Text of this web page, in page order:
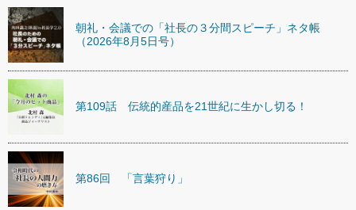
朝礼・会議での「社長の３分間スピーチ」ネタ帳
（2026年8月5日号）
第109話 伝統的産品を21世紀に生かし切る！
第86回 「言葉狩り」